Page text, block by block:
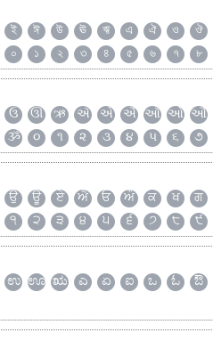
ই ঈ উ ঊ ঋ এ ঐ ও ঔ
০ ১ ২ ৩ ৪ ৫ ৬ ৭ ৮
ઉ ઊ ઋ ઍ એ ઐ ઑ ઓ ઔ
ૐ ૦ ૧ ૨ ૩ ૪ ૫ ૬ ૭
ਉ ਊ ਏ ਐ ਓ ਔ ਕ ਖ ਗ
੧ ੨ ੩ ੪ ੫ ੬ ੭ ੮ ੯
ಉ ಊ ಋ ಎ ಏ ಐ ಒ ಓ ಔ